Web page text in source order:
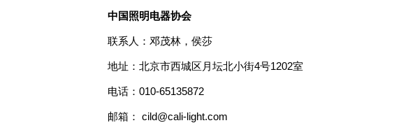
中国照明电器协会
联系人：邓茂林，侯莎
地址：北京市西城区月坛北小街4号1202室
电话：010-65135872
邮箱： cild@cali-light.com